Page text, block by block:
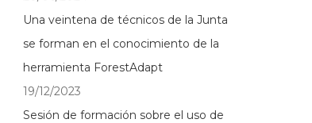
Una veintena de técnicos de la Junta
se forman en el conocimiento de la
herramienta ForestAdapt
19/12/2023
Sesión de formación sobre el uso de